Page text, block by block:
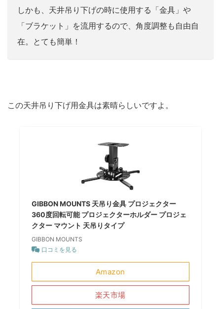
しかも、天井吊り下げの時に使用する「金具」や
「ブラケット」を流用するので、角度調整も自由自
在。とても簡単！
この天井吊り下げ用金具は素晴らしいですよ。
GIBBON MOUNTS 天吊り金具 プロジェクター
360度回転可能 プロジェクターホルダー プロジェ
クター マウント 天吊りタイプ
GIBBON MOUNTS
口コミを見る
Amazon
楽天市場